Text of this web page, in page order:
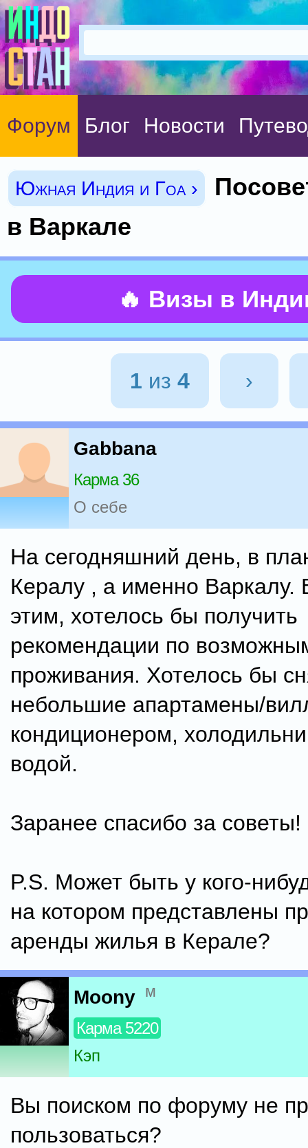
Форум Блог Новости
Южная Индия и Гоа ›
в Варкале
🔥 Визы в
1 из 4 ›
Gabbana
Карма 36
О себе
На сегодняшний день, в
Кералу , а именно Варкалу.
этим, хотелось бы получить
рекомендации по
проживания. Хотелось бы
небольшие апартамены/
кондиционером,
водой.
Заранее спасибо за советы!
P.S. Может быть у кого-
на котором представлены
аренды жилья в Керале?
Moony м
Карма 5220
Кэп
Вы поиском по форуму не
пользоваться?